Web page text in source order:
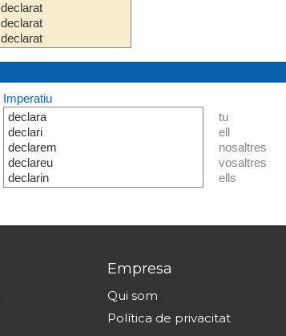
declarat
declarat
declarat
Imperatiu
declara
declari
declarem
declareu
declarin
tu
ell
nosaltres
vosaltres
ells
Empresa
Qui som
Política de privacitat